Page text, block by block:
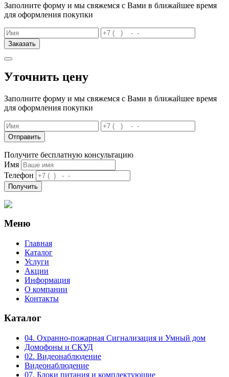
Заполните форму и мы свяжемся с Вами в ближайшее время
для оформления покупки
Заказать
Уточнить цену
Заполните форму и мы свяжемся с Вами в ближайшее время
для оформления покупки
Отправить
Получите бесплатную консультацию
Имя
Телефон
Получить
Меню
Главная
Каталог
Услуги
Акции
Информация
О компании
Контакты
Каталог
04. Охранно-пожарная Сигнализация и Умный дом
Домофоны и СКУД
02. Видеонаблюдение
Видеонаблюдение
07. Блоки питания и комплектующие